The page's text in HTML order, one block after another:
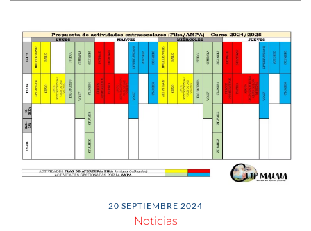
20 SEPTIEMBRE 2024
Noticias